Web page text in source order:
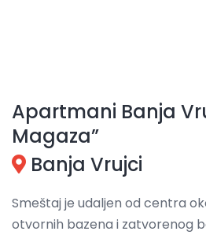
Apartmani Banja
Magaza”
Banja Vrujci
Smeštaj je udaljen od centra
otvornih bazena i zatvorenog